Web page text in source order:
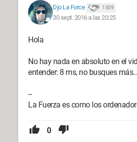
Djo La Force 1 839
30 sept. 2016 a las 20:25
Hola
No hay nada en absoluto en el
entender: 8 ms, no busques
--
La Fuerza es como los
0